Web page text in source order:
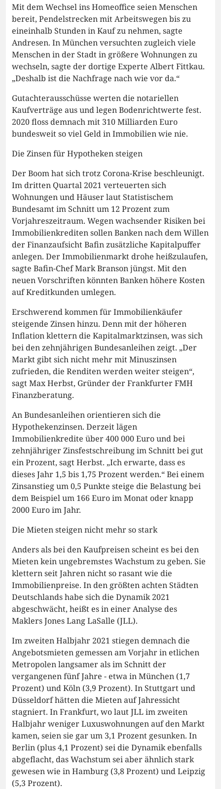
Mit dem Wechsel ins Homeoffice seien Menschen
bereit, Pendelstrecken mit Arbeitswegen bis zu
eineinhalb Stunden in Kauf zu nehmen, sagte
Andresen. In München versuchten zugleich viele
Menschen in der Stadt in größere Wohnungen zu
wechseln, sagte der dortige Experte Albert Fittkau.
„Deshalb ist die Nachfrage nach wie vor da.“
Gutachterausschüsse werten die notariellen
Kaufverträge aus und legen Bodenrichtwerte fest.
2020 floss demnach mit 310 Milliarden Euro
bundesweit so viel Geld in Immobilien wie nie.
Die Zinsen für Hypotheken steigen
Der Boom hat sich trotz Corona-Krise beschleunigt.
Im dritten Quartal 2021 verteuerten sich
Wohnungen und Häuser laut Statistischem
Bundesamt im Schnitt um 12 Prozent zum
Vorjahreszeitraum. Wegen wachsender Risiken bei
Immobilienkrediten sollen Banken nach dem Willen
der Finanzaufsicht Bafin zusätzliche Kapitalpuffer
anlegen. Der Immobilienmarkt drohe heißzulaufen,
sagte Bafin-Chef Mark Branson jüngst. Mit den
neuen Vorschriften könnten Banken höhere Kosten
auf Kreditkunden umlegen.
Erschwerend kommen für Immobilienkäufer
steigende Zinsen hinzu. Denn mit der höheren
Inflation klettern die Kapitalmarktzinsen, was sich
bei den zehnjährigen Bundesanleihen zeigt. „Der
Markt gibt sich nicht mehr mit Minuszinsen
zufrieden, die Renditen werden weiter steigen“,
sagt Max Herbst, Gründer der Frankfurter FMH
Finanzberatung.
An Bundesanleihen orientieren sich die
Hypothekenzinsen. Derzeit lägen
Immobilienkredite über 400 000 Euro und bei
zehnjähriger Zinsfestschreibung im Schnitt bei gut
ein Prozent, sagt Herbst. „Ich erwarte, dass es
dieses Jahr 1,5 bis 1,75 Prozent werden.“ Bei einem
Zinsanstieg um 0,5 Punkte steige die Belastung bei
dem Beispiel um 166 Euro im Monat oder knapp
2000 Euro im Jahr.
Die Mieten steigen nicht mehr so stark
Anders als bei den Kaufpreisen scheint es bei den
Mieten kein ungebremstes Wachstum zu geben. Sie
klettern seit Jahren nicht so rasant wie die
Immobilienpreise. In den größten achten Städten
Deutschlands habe sich die Dynamik 2021
abgeschwächt, heißt es in einer Analyse des
Maklers Jones Lang LaSalle (JLL).
Im zweiten Halbjahr 2021 stiegen demnach die
Angebotsmieten gemessen am Vorjahr in etlichen
Metropolen langsamer als im Schnitt der
vergangenen fünf Jahre - etwa in München (1,7
Prozent) und Köln (3,9 Prozent). In Stuttgart und
Düsseldorf hätten die Mieten auf Jahressicht
stagniert. In Frankfurt, wo laut JLL im zweiten
Halbjahr weniger Luxuswohnungen auf den Markt
kamen, seien sie gar um 3,1 Prozent gesunken. In
Berlin (plus 4,1 Prozent) sei die Dynamik ebenfalls
abgeflacht, das Wachstum sei aber ähnlich stark
gewesen wie in Hamburg (3,8 Prozent) und Leipzig
(5,3 Prozent).